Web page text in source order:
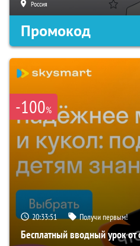
Россия
Промокод
-100%
20:33:50 Получи первым!
Бесплатный вводный урок